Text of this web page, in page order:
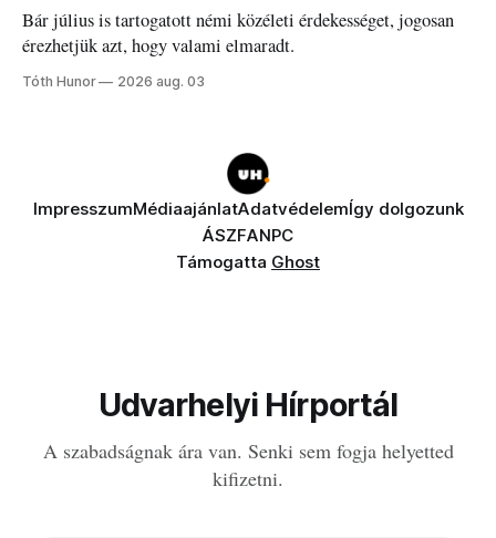
Bár július is tartogatott némi közéleti érdekességet, jogosan
érezhetjük azt, hogy valami elmaradt.
Tóth Hunor 2026 aug. 03
ImpresszumMédiaajánlatAdatvédelemÍgy dolgozunk
ÁSZFANPC
Támogatta Ghost
Udvarhelyi Hírportál
A szabadságnak ára van. Senki sem fogja helyetted
kifizetni.